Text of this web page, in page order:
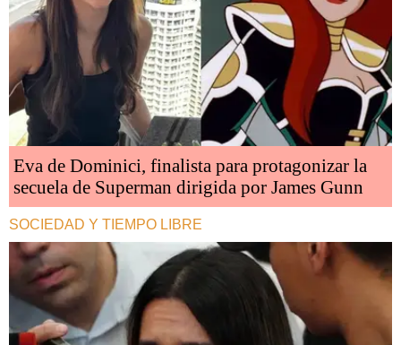
Eva de Dominici, finalista para protagonizar la
secuela de Superman dirigida por James Gunn
SOCIEDAD Y TIEMPO LIBRE